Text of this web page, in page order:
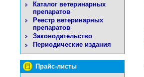
Каталог ветеринарных
препаратов
Реестр ветеринарных
препаратов
Законодательство
Периодические издания
Прайс-листы